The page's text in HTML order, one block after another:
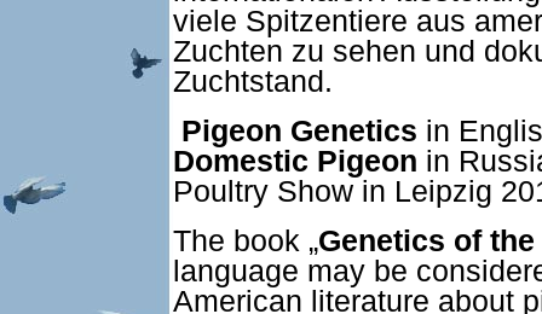
viele Spitzentiere aus
Zuchten zu sehen und
Zuchtstand.
Pigeon Genetics in
Domestic Pigeon in
Poultry Show in Leipzig
The book „Genetics of
language may be
American literature about